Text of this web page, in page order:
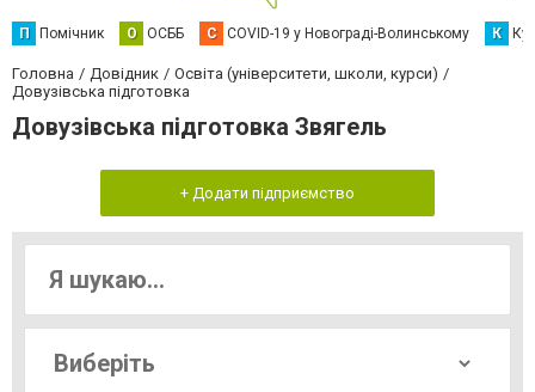
П Помічник О ОСББ C COVID-19 у Новограді-Волинському К
Головна Довідник
Освіта (університети, школи, курси)
Довузівська підготовка
Довузівська підготовка Звягель
+ Додати підприємство